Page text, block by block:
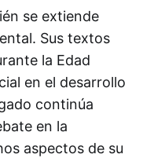
se extiende
Sus textos
la Edad
en el desarrollo
continúa
en la
aspectos de su